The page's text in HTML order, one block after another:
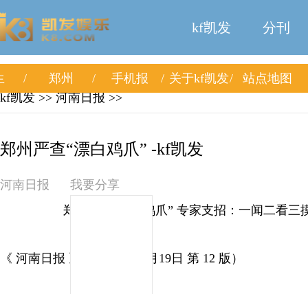
kf凯发 分刊
郑州 手机报 关于kf凯发
站点地图
kf凯发 >> 河南日报 >>
郑州严查“漂白鸡爪” -kf凯发
河南日报
我要分享
郑州严查“漂白鸡爪” 专家支招：一闻二看三
《 河南日报 》（ 2026年03月19日 第 12 版）